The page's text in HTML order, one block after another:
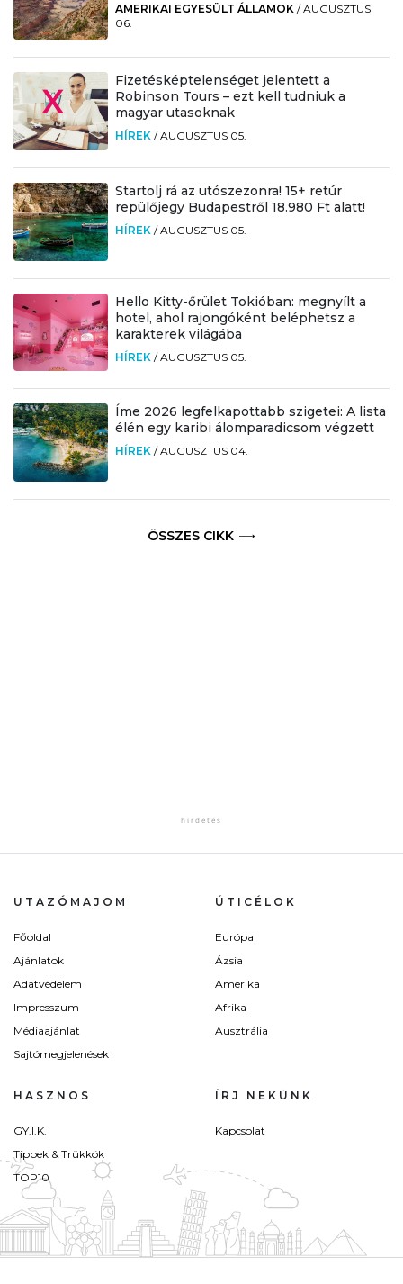
AMERIKAI EGYESÜLT ÁLLAMOK /AUGUSZTUS
06.
Fizetésképtelenséget jelentett a
Robinson Tours – ezt kell tudniuk a
magyar utasoknak
HÍREK /AUGUSZTUS 05.
Startolj rá az utószezonra! 15+ retúr
repülőjegy Budapestről 18.980 Ft alatt!
HÍREK /AUGUSZTUS 05.
Hello Kitty-őrület Tokióban: megnyílt a
hotel, ahol rajongóként beléphetsz a
karakterek világába
HÍREK /AUGUSZTUS 05.
Íme 2026 legfelkapottabb szigetei: A lista
élén egy karibi álomparadicsom végzett
HÍREK /AUGUSZTUS 04.
ÖSSZES CIKK
UTAZÓMAJOM
Főoldal
Ajánlatok
Adatvédelem
Impresszum
Médiaajánlat
Sajtómegjelenések
ÚTICÉLOK
Európa
Ázsia
Amerika
Afrika
Ausztrália
HASZNOS
GY.I.K.
Tippek & Trükkök
TOP10
ÍRJ NEKÜNK
Kapcsolat